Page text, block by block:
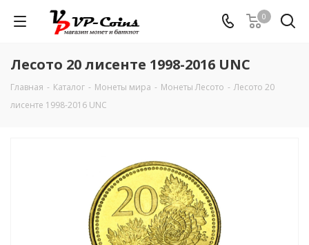
0
Лесото 20 лисенте 1998-2016 UNC
Главная - Каталог - Монеты мира - Монеты Лесото - Лесото 20
лисенте 1998-2016 UNC